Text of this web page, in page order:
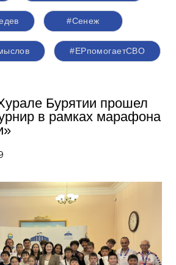
#Сенеж
#ЕРпомогаетСВО
Бурятии прошел
в рамках марафона